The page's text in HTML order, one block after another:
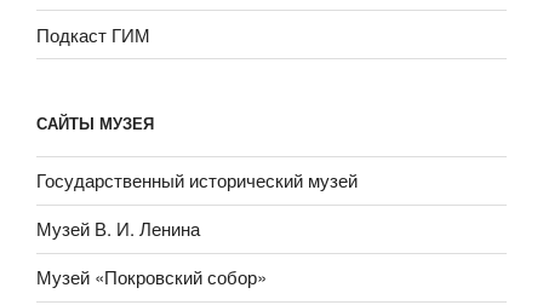
Подкаст ГИМ
САЙТЫ МУЗЕЯ
Государственный исторический музей
Музей В. И. Ленина
Музей «Покровский собор»